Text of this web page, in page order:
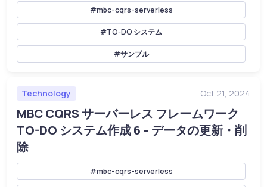
#mbc-cqrs-serverless
#TO-DO システム
#サンプル
Technology Oct 21, 2024
MBC CQRS サーバーレス フレームワーク
TO-DO システム作成 6 – データの更新・削
除
#mbc-cqrs-serverless